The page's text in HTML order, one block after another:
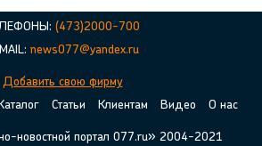
(473)2000-700
news077@yandex.ru
Добавить свою фирму
Статьи Клиентам Видео О нас
новостной портал 077.ru» 2004-2021